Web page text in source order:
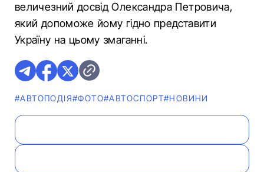
величезний досвід Олександра Петровича,
який допоможе йому гідно представити
Україну на цьому змаганні.
#АВТОПОДІЯ#ФОТО#АВТОСПОРТ#НОВИНИ